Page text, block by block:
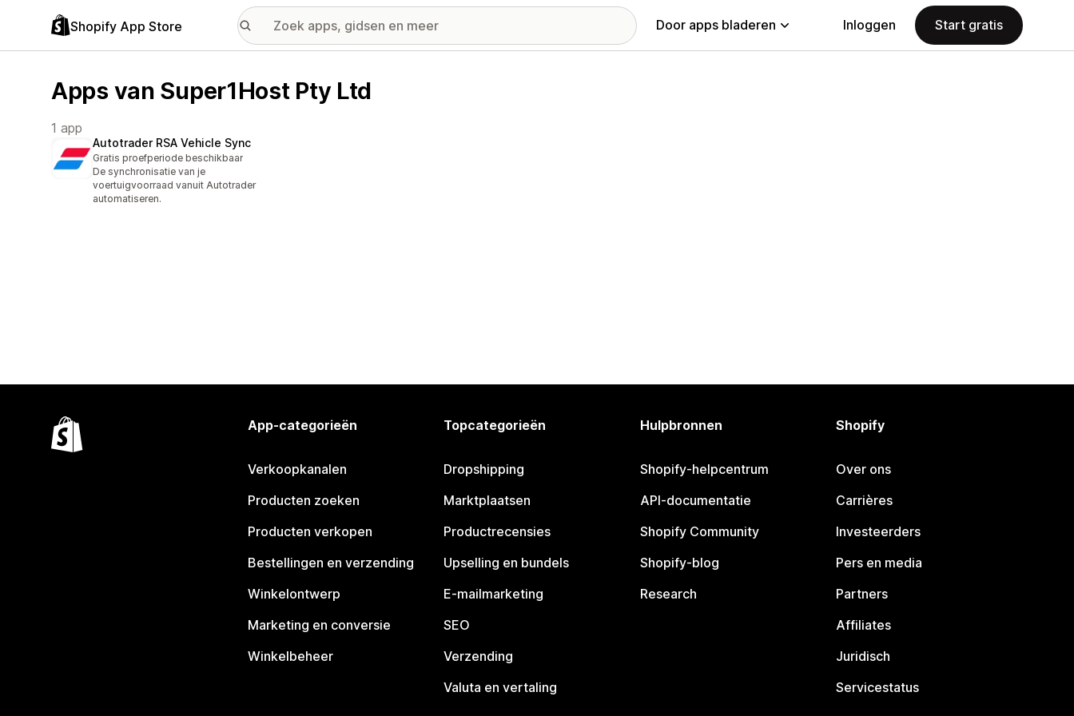
Shopify App Store Door apps bladeren Inloggen Start gratis
Apps van Super1Host Pty Ltd
1 app
Autotrader RSA Vehicle Sync
Gratis proefperiode beschikbaar
De synchronisatie van je
voertuigvoorraad vanuit Autotrader
automatiseren.
App-categorieën
Verkoopkanalen
Producten zoeken
Producten verkopen
Bestellingen en verzending
Winkelontwerp
Marketing en conversie
Winkelbeheer
Topcategorieën
Dropshipping
Marktplaatsen
Productrecensies
Upselling en bundels
E-mailmarketing
SEO
Verzending
Valuta en vertaling
Hulpbronnen
Shopify-helpcentrum
API-documentatie
Shopify Community
Shopify-blog
Research
Shopify
Over ons
Carrières
Investeerders
Pers en media
Partners
Affiliates
Juridisch
Servicestatus